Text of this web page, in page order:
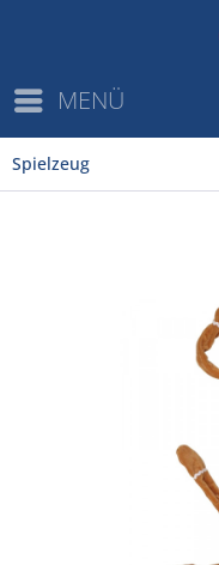
MENÜ
Spielzeug